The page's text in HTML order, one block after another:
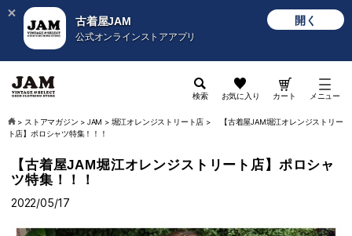
古着屋JAM
公式オンラインストアアプリ
開く
検索 お気に入り カート メニュー
> ストアマガジン > JAM > 堀江オレンジストリート店 >
【古着屋JAM堀江オレンジストリー
ト店】ポロシャツ特集！！！
【古着屋JAM堀江オレンジストリート店】ポロシャ
ツ特集！！！
2022/05/17